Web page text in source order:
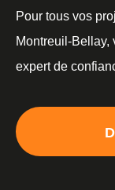
Pour tous vos
Montreuil-Bellay,
expert de